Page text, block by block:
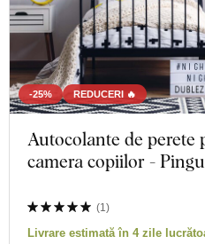
-25% REDUCERI 🔥
Autocolante de perete
camera copiilor -
(1)
Livrare estimată în 4 zile